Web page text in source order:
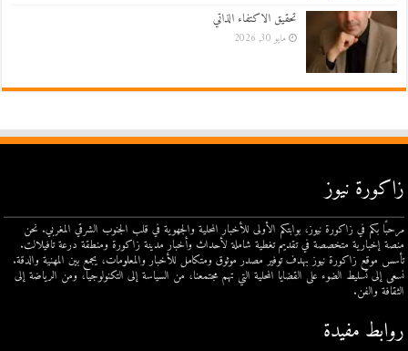
تحقيق الاكتفاء الذاتي
مايو 30, 2026
زاكورة نيوز
مرحبًا بكم في زاكورة نيوز، بوابتكم الأولى للأخبار المحلية والجهوية في قلب الجنوب الشرقي المغربي. نحن
منصة إخبارية متخصصة في تقديم تغطية شاملة لأحداث وأخبار مدينة زاكورة ومنطقة درعة تافيلالت.
تأسس موقع زاكورة نيوز بهدف توفير مصدر موثوق ومتكامل للأخبار والمعلومات، يجمع بين المهنية والدقة.
نسعى إلى تسليط الضوء على القضايا المحلية التي تهم مجتمعنا، من السياسة إلى التكنولوجيا، ومن الرياضة إلى
الثقافة والفن.
روابط مفيدة